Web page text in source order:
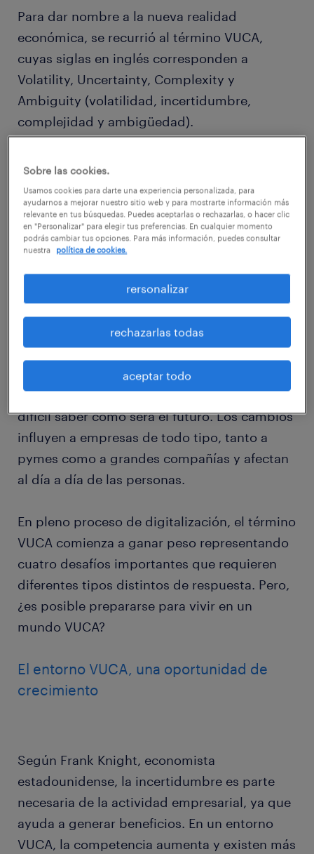
Para dar nombre a la nueva realidad
económica, se recurrió al término VUCA,
cuyas siglas en inglés corresponden a
Volatility, Uncertainty, Complexity y
Ambiguity (volatilidad, incertidumbre,
complejidad y ambigüedad).
Este concepto ya había sido usado
previamente al finalizar la Guerra Fría y tras
los atentados del 11 de septiembre de 2001 en
Estados Unidos para dar cuenta de una
percepción distinta del mundo. En su
referencia a los desafíos que tienen que
Vivimos en un mundo cada vez más
cambiante, en el que los acontecimientos se
suceden a una velocidad abrumadora y es
difícil saber cómo será el futuro. Los cambios
influyen a empresas de todo tipo, tanto a
pymes como a grandes compañías y afectan
al día a día de las personas.
En pleno proceso de digitalización, el término
VUCA comienza a ganar peso representando
cuatro desafíos importantes que requieren
diferentes tipos distintos de respuesta. Pero,
¿es posible prepararse para vivir en un
mundo VUCA?
El entorno VUCA, una oportunidad de
crecimiento
Según Frank Knight, economista
estadounidense, la incertidumbre es parte
necesaria de la actividad empresarial, ya que
ayuda a generar beneficios. En un entorno
VUCA, la competencia aumenta y existen más
Sobre las cookies.
Usamos cookies para darte una experiencia personalizada, para
ayudarnos a mejorar nuestro sitio web y para mostrarte información más
relevante en tus búsquedas. Puedes aceptarlas o rechazarlas, o hacer clic
en "Personalizar" para elegir tus preferencias. En cualquier momento
podrás cambiar tus opciones. Para más información, puedes consultar
nuestra
política de cookies.
rersonalizar
rechazarlas todas
aceptar todo